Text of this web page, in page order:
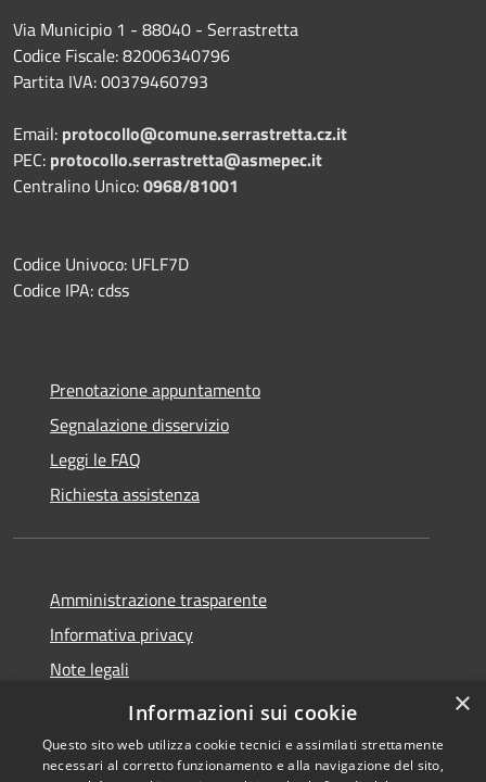
Via Municipio 1 - 88040 - Serrastretta
Codice Fiscale: 82006340796
Partita IVA: 00379460793
Email: protocollo@comune.serrastretta.cz.it
PEC: protocollo.serrastretta@asmepec.it
Centralino Unico:0968/81001
Codice Univoco: UFLF7D
Codice IPA: cdss
Prenotazione appuntamento
Segnalazione disservizio
Leggi le FAQ
Richiesta assistenza
Amministrazione trasparente
Informativa privacy
Note legali
Dichiarazione di accessibilità
×
Informazioni sui cookie
Questo sito web utilizza cookie tecnici e assimilati strettamente
necessari al corretto funzionamento e alla navigazione del sito,